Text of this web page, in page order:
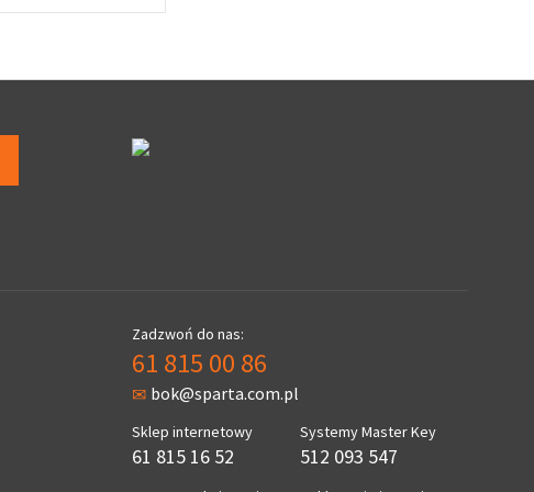
Zadzwoń do nas:
61 815 00 86
bok@sparta.com.pl
Sklep internetowy
61 815 16 52
Systemy Master Key
512 093 547